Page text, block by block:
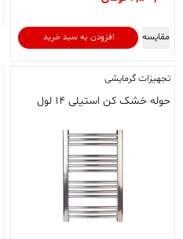
افزودن به سبد خرید مقایسه
تجهیزات گرمایشی
حوله خشک کن استیلی ۱۴ لول